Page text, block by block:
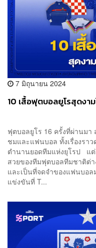
7 มิถุนายน 2024
10 เสื้อฟุตบอลยูโรสุดงา
ฟุตบอลยูโร 16 ครั้งที่ผ่านมา
ชมและแฟนบอล ทั้งเรื่องรา
ตำนานยอดทีมแห่งยุโรป แต่
สวยของทีมฟุตบอลทีมชาติต่า
และเป็นที่จดจำของแฟนบอ
แข่งขันที่ T...